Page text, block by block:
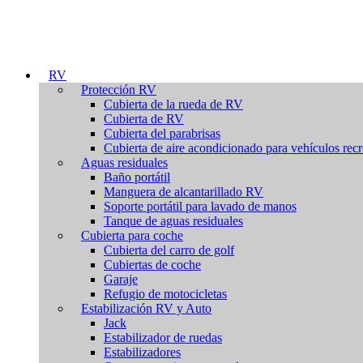
RV
Protección RV
Cubierta de la rueda de RV
Cubierta de RV
Cubierta del parabrisas
Cubierta de aire acondicionado para vehículos
Aguas residuales
Baño portátil
Manguera de alcantarillado RV
Soporte portátil para lavado de manos
Tanque de aguas residuales
Cubierta para coche
Cubierta del carro de golf
Cubiertas de coche
Garaje
Refugio de motocicletas
Estabilización RV y Auto
Jack
Estabilizador de ruedas
Estabilizadores